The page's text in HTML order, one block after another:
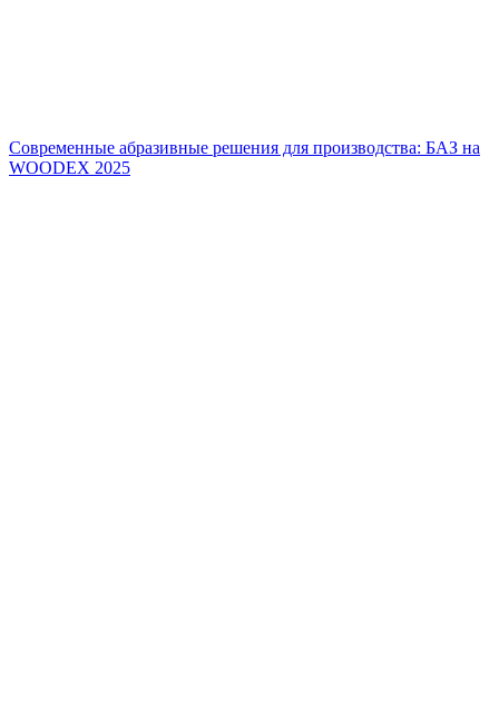
Современные абразивные решения для производства: БАЗ на
WOODEX 2025